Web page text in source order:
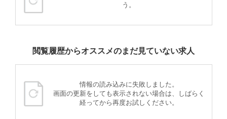
う。
閲覧履歴からオススメのまだ見ていない求人
情報の読み込みに失敗しました。
画面の更新をしても表示されない場合は、しばらく
経ってから再度お試しください。